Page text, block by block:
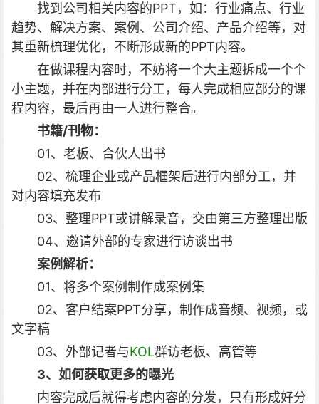
找到公司相关内容的PPT，如：行业痛点、行业
趋势、解决方案、案例、公司介绍、产品介绍等，对
其重新梳理优化，不断形成新的PPT内容。
在做课程内容时，不妨将一个大主题拆成一个个
小主题，并在内部进行分工，每人完成相应部分的课
程内容，最后再由一人进行整合。
书籍/刊物：
01、老板、合伙人出书
02、梳理企业或产品框架后进行内部分工，并
对内容填充发布
03、整理PPT或讲解录音，交由第三方整理出版
04、邀请外部的专家进行访谈出书
案例解析：
01、将多个案例制作成案例集
02、客户结案PPT分享，制作成音频、视频，或
文字稿
03、外部记者与KOL群访老板、高管等
3、如何获取更多的曝光
内容完成后就得考虑内容的分发，只有形成好分